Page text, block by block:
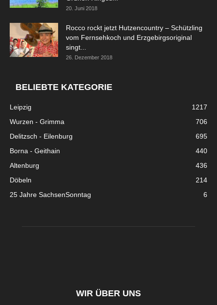
20. Juni 2018
Rocco rockt jetzt Hutzencountry – Schützling
vom Fernsehkoch und Erzgebirgsoriginal
singt...
26. Dezember 2018
BELIEBTE KATEGORIE
Leipzig
1217
Wurzen - Grimma
706
Delitzsch - Eilenburg
695
Borna - Geithain
440
Altenburg
436
Döbeln
214
25 Jahre SachsenSonntag
6
WIR ÜBER UNS